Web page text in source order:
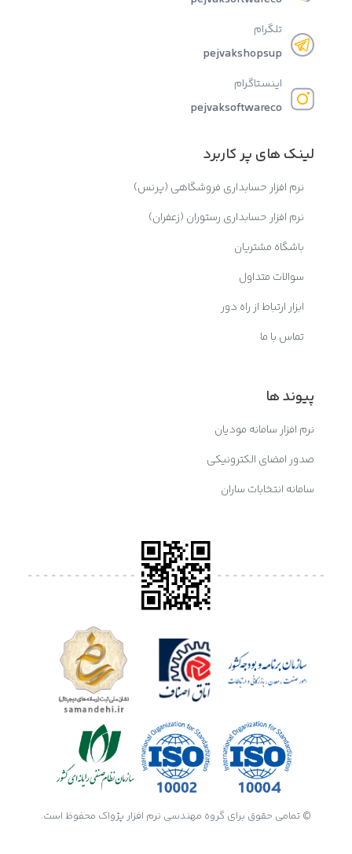
تلگرام
pejvakshopsup
اینستاگرام
pejvaksoftwareco
لینک های پر کاربرد
نرم افزار حسابداری فروشگاهی (پرنس)
نرم افزار حسابداری رستوران (زعفران)
باشگاه مشتریان
سوالات متداول
ابزار ارتباط از راه دور
تماس با ما
پیوند ها
نرم افزار سامانه مودیان
صدور امضای الکترونیکی
سامانه انتخابات ساران
© تمامی حقوق برای گروه مهندسی نرم افزار پژواک محفوظ است.